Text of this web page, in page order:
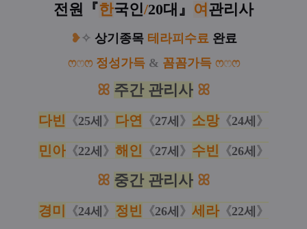
전원 『한국인/20대 』 여 관리사
❥ ✧ 상기종목 테 라피 수료완료
ෆෆෆ 정성가득 & 꼼꼼가득 ෆෆෆ
ꕤ 주간 관리사 ꕤ
다빈 《25세 》 다연 《27세 》 소망《24세 》
민아 《22세 》 해인 《27세 》 수빈 《26세 》
ꕤ 중간 관리사 ꕤ
경미 《24세 》 정빈 《26세 》 세라《22세 》